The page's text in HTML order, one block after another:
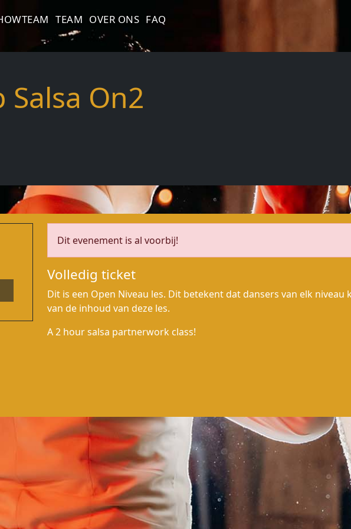
TEAM OVER ONS FAQ
On2
Dit evenement is al voorbij!
Volledig ticket
Dit is een Open Niveau les. Dit betekent dat dansers van elk niveau
van de inhoud van deze les.
A 2 hour salsa partnerwork class!